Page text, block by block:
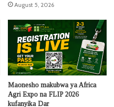
August 5, 2026
Maonesho makubwa ya Africa
Agri Expo na FLIP 2026
kufanyika Dar